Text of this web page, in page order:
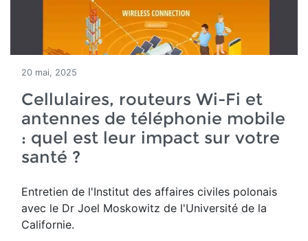
20 mai, 2025
Cellulaires, routeurs Wi-Fi et
antennes de téléphonie mobile
: quel est leur impact sur votre
santé ?
Entretien de l'Institut des affaires civiles polonais
avec le Dr Joel Moskowitz de l'Université de la
Californie.